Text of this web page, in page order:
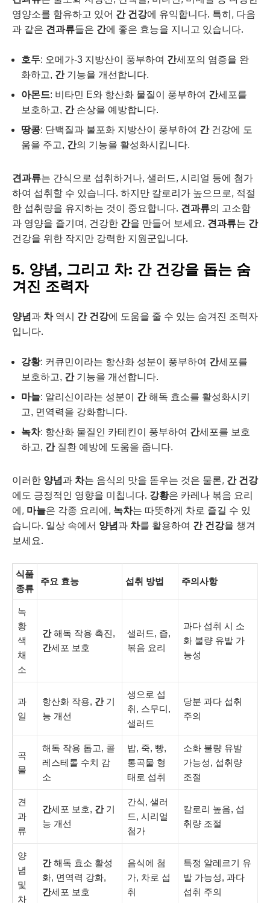
영양소를 함유하고 있어 간 건강에 유익합니다. 특히, 다음
과 같은 견과류들은 간에 좋은 효능을 지니고 있습니다.
호두: 오메가-3 지방산이 풍부하여 간세포의 염증을 완
화하고, 간기능을 개선합니다.
아몬드: 비타민 E와 항산화 물질이 풍부하여 간세포를
보호하고, 간손상을 예방합니다.
땅콩: 단백질과 불포화 지방산이 풍부하여 간건강에 도
움을 주고, 간의 기능을 활성화시킵니다.
견과류는 간식으로 섭취하거나, 샐러드, 시리얼 등에 첨가
하여 섭취할 수 있습니다. 하지만 칼로리가 높으므로, 적절
한 섭취량을 유지하는 것이 중요합니다. 견과류의 고소함
과 영양을 즐기며, 건강한 간을 만들어 보세요. 견과류는 간
건강을 위한 작지만 강력한 지원군입니다.
5. 양념, 그리고 차: 간 건강을 돕는 숨
겨진 조력자
양념과 차역시 간 건강에 도움을 줄 수 있는 숨겨진 조력자
입니다.
강황: 커큐민이라는 항산화 성분이 풍부하여 간세포를
보호하고, 간기능을 개선합니다.
마늘: 알리신이라는 성분이 간해독 효소를 활성화시키
고, 면역력을 강화합니다.
녹차: 항산화 물질인 카테킨이 풍부하여 간세포를 보호
하고, 간질환 예방에 도움을 줍니다.
이러한 양념과 차는 음식의 맛을 돋우는 것은 물론, 간 건강
에도 긍정적인 영향을 미칩니다. 강황은 카레나 볶음 요리
에, 마늘은 각종 요리에, 녹차는 따뜻하게 차로 즐길 수 있
습니다. 일상 속에서 양념과 차를 활용하여 간 건강을 챙겨
보세요.
식품
종류
주요 효능 섭취 방법 주의사항
녹
황
색
채
소
간해독 작용 촉진,
간세포 보호
샐러드, 즙,
볶음 요리
과다 섭취 시 소
화 불량 유발 가
능성
과
일
항산화 작용, 간기
능 개선
생으로 섭
취, 스무디,
샐러드
당분 과다 섭취
주의
곡
물
해독 작용 돕고, 콜
레스테롤 수치 감
소
밥, 죽, 빵,
통곡물 형
태로 섭취
소화 불량 유발
가능성, 섭취량
조절
견
과
류
간세포 보호, 간기
능 개선
간식, 샐러
드, 시리얼
첨가
칼로리 높음, 섭
취량 조절
양
념
및
차
간해독 효소 활성
화, 면역력 강화,
간세포 보호
음식에 첨
가, 차로 섭
취
특정 알레르기 유
발 가능성, 과다
섭취 주의